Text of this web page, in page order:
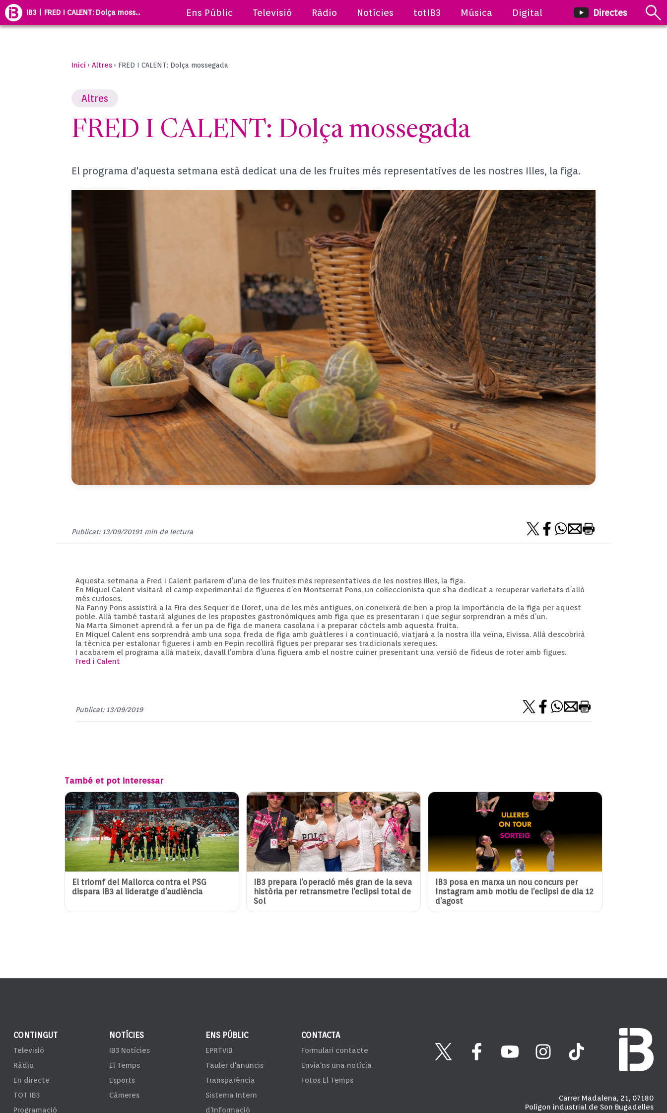
IB3 | FRED I CALENT: Dolça moss... Ens Públic Televisió Ràdio Notícies totIB3 Música Digital Directes
Inici › Altres › FRED I CALENT: Dolça mossegada
Altres
FRED I CALENT: Dolça mossegada
El programa d'aquesta setmana està dedicat una de les fruites més representatives de les nostres Illes, la figa.
Publicat: 13/09/20191 min de lectura
Aquesta setmana a Fred i Calent parlarem d’una de les fruites més representatives de les nostres Illes, la figa.
En Miquel Calent visitarà el camp experimental de figueres d’en Montserrat Pons, un col·leccionista que s’ha dedicat a recuperar varietats d’allò
més curioses.
Na Fanny Pons assistirà a la Fira des Sequer de Lloret, una de les més antigues, on coneixerà de ben a prop la importància de la figa per aquest
poble. Allà també tastarà algunes de les propostes gastronòmiques amb figa que es presentaran i que segur sorprendran a més d’un.
Na Marta Simonet aprendrà a fer un pa de figa de manera casolana i a preparar còctels amb aquesta fruita.
En Miquel Calent ens sorprendrà amb una sopa freda de figa amb guàtleres i a continuació, viatjarà a la nostra illa veïna, Eivissa. Allà descobrirà
la tècnica per estalonar figueres i amb en Pepin recollirà figues per preparar ses tradicionals xereques.
I acabarem el programa allà mateix, davall l’ombra d’una figuera amb el nostre cuiner presentant una versió de fideus de roter amb figues.
Fred i Calent
Publicat: 13/09/2019
També et pot interessar
El triomf del Mallorca contra el PSG
dispara IB3 al lideratge d’audiència
IB3 prepara l’operació més gran de la seva
història per retransmetre l’eclipsi total de
Sol
IB3 posa en marxa un nou concurs per
Instagram amb motiu de l’eclipsi de dia 12
d’agost
CONTINGUT
Televisió
Ràdio
En directe
TOT IB3
Programació
NOTÍCIES
IB3 Notícies
El Temps
Esports
Càmeres
ENS PÚBLIC
EPRTVIB
Tauler d'anuncis
Transparència
Sistema Intern
d'Informació
CONTACTA
Formulari contacte
Envia'ns una notícia
Fotos El Temps
Carrer Madalena, 21, 07180
Polígon industrial de Son Bugadelles